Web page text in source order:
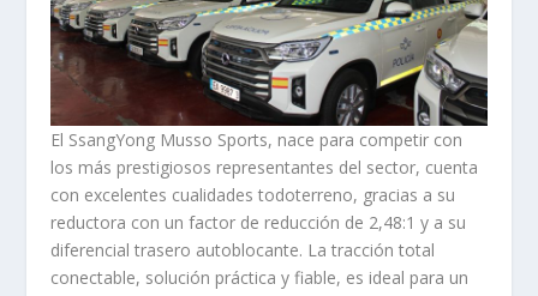
El SsangYong Musso Sports, nace para competir con
los más prestigiosos representantes del sector, cuenta
con excelentes cualidades todoterreno, gracias a su
reductora con un factor de reducción de 2,48:1 y a su
diferencial trasero autoblocante. La tracción total
conectable, solución práctica y fiable, es ideal para un